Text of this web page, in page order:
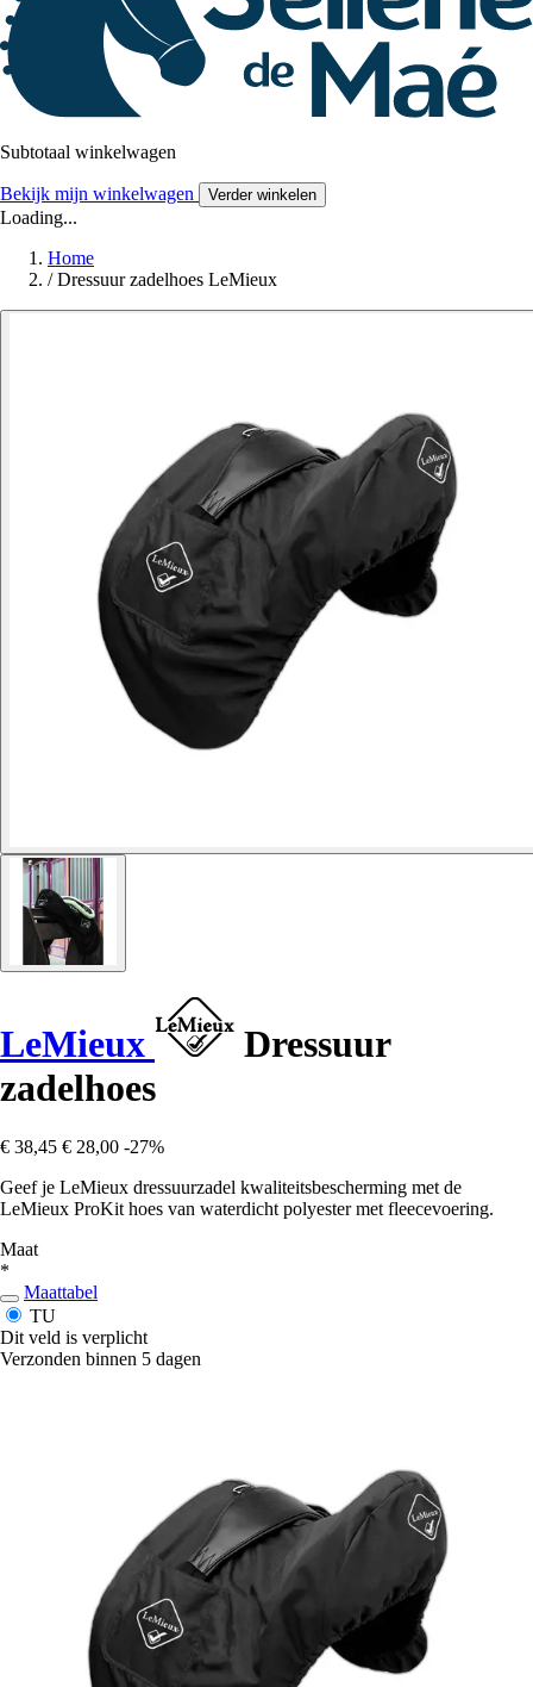
Subtotaal winkelwagen
Bekijk mijn winkelwagen Verder winkelen
Loading...
Home
/ Dressuur zadelhoes LeMieux
LeMieux
Dressuur
zadelhoes
€ 38,45 € 28,00 -27%
Geef je LeMieux dressuurzadel kwaliteitsbescherming met de
LeMieux ProKit hoes van waterdicht polyester met fleecevoering.
Maat
*
Maattabel
TU
Dit veld is verplicht
Verzonden binnen 5 dagen